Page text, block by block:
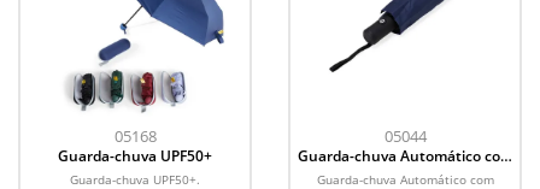
05168
Guarda-chuva UPF50+
Guarda-chuva UPF50+.
05044
Guarda-chuva Automático com
Proteção UV
Guarda-chuva Automático com